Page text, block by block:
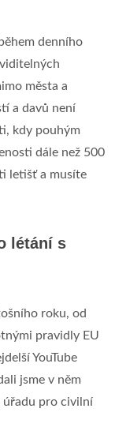
denního
města a
a davů není
kdy pouhým
dále než 500
letišť a musíte
létání s
roku, od
pravidly EU
YouTube
jsme v něm
úřadu pro civilní